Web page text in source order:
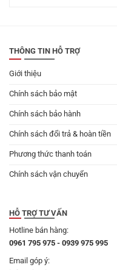
THÔNG TIN HỖ TRỢ
Giới thiệu
Chính sách bảo mật
Chính sách bảo hành
Chính sách đổi trả & hoàn tiền
Phương thức thanh toán
Chính sách vận chuyển
HỖ TRỢ TƯ VẤN
Hotline bán hàng:
0961 795 975 - 0939 975 995
Email góp ý: